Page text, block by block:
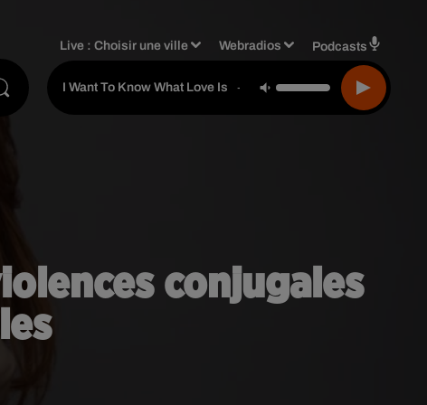
Live :Choisir une ville Webradios Podcasts
I Want To Know What Love Is - Foreigner
conjugales